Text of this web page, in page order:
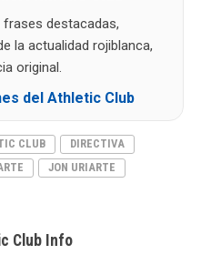
destacadas,
la actualidad rojiblanca,
original.
del Athletic Club
CLUB
DIRECTIVA
JON URIARTE
Club Info